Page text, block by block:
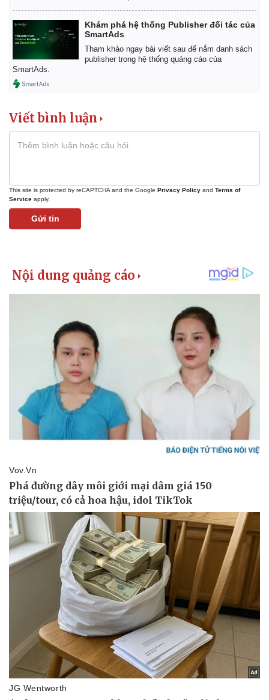
Pháp luật
Vụ án
Tin nóng
Tư vấn luật
Quân sự - Quốc phòng
Vũ khí
Việt Nam
Phân tích
Khám phá hệ thống Publisher đối tác của
SmartAds
Tham khảo ngay bài viết sau để nắm danh sách
publisher trong hệ thống quảng cáo của
SmartAds.
Viết bình luận
This site is protected by reCAPTCHA and the Google Privacy Policy and Terms of
Service apply.
Gửi tin